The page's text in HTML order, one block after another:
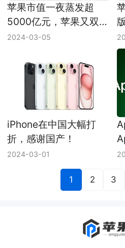
苹果市值一夜蒸发超
5000亿元，苹果又双叒
叕要倒闭了？
2024-03-05
布
iPhone在中国大幅打
折，感谢国产！
2024-03-01
1 2 3